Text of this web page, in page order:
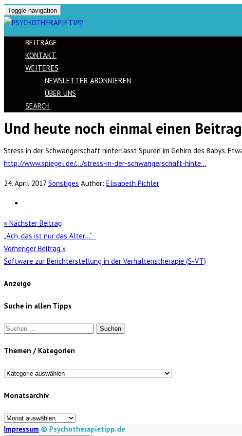
Toggle navigation
BEITRÄGE
KONTAKT
WEITERES
NEWSLETTER ABONNIEREN
ÜBER UNS
SEARCH
Skip
content
Und heute noch einmal einen
Stress in der Schwangerschaft hinterlässt Spuren im Gehirn des Babys.
http://www.spiegel.de/…/stress-in-der-schwangerschaft-hinte…
24. April 2017 Sonstiges Author: Elisabeth Pichler
« Nächster Beitrag
„Ach, das ist nur das Alter…“
Vorheriger Beitrag »
Software zur Berichterstellung in der Verhaltenstherapie (S-VT)
Anzeige
Suche in allen Tipps
Suchen
Themen / Kategorien
Themen
Kategorien
Monatsarchiv
Monatsarchiv
Impressum © Psychotherapietipp.de